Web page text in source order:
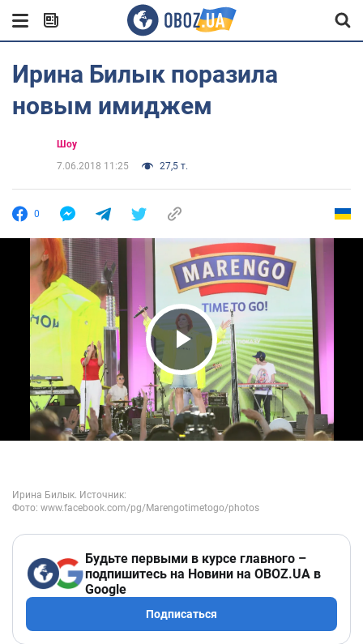
Ирина Билык поразила
новым имиджем
Шоу
7.06.2018 11:25
27,5 т.
0
Play Video
Будьте первыми в курсе главного –
подпишитесь на Новини на OBOZ.UA в
Google
Подписаться